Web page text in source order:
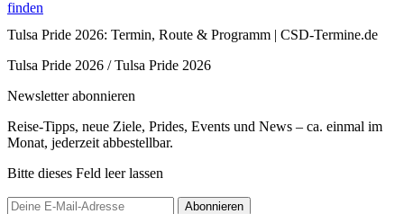
finden
Tulsa Pride 2026: Termin, Route & Programm | CSD-Termine.de
Tulsa Pride 2026 / Tulsa Pride 2026
Newsletter abonnieren
Reise-Tipps, neue Ziele, Prides, Events und News – ca. einmal im
Monat, jederzeit abbestellbar.
Bitte dieses Feld leer lassen
Abonnieren